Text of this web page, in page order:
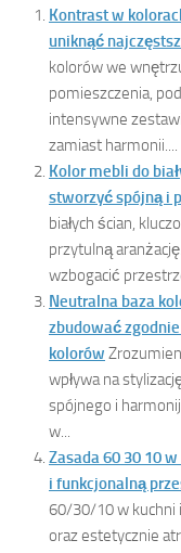
Kontrast w
uniknąć
kolorów we
pomieszczenia,
intensywne
zamiast harmonii....
Kolor mebli do
stworzyć spójną i
białych ścian,
przytulną
wzbogacić
Neutralna baza
zbudować
kolorów
wpływa na
spójnego i
w...
Zasada 60 30 10
i funkcjonalną
60/30/10 w kuchni
oraz estetycznie